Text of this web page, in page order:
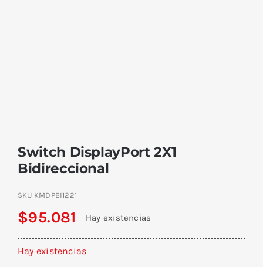
Switch DisplayPort 2X1
Bidireccional
SKU KMDPBI1221
$95.081 Hay existencias
Hay existencias